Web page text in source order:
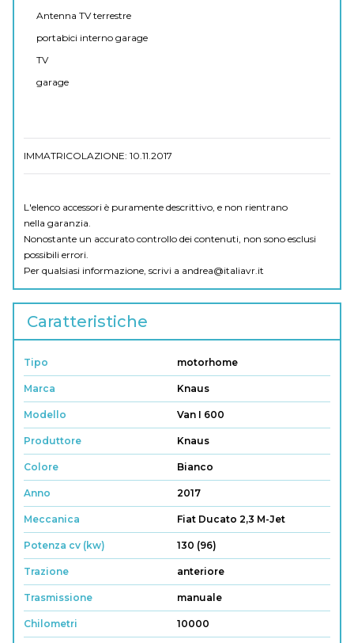
Antenna TV terrestre
portabici interno garage
TV
garage
IMMATRICOLAZIONE: 10.11.2017
L'elenco accessori è puramente descrittivo, e non rientrano
nella garanzia.
Nonostante un accurato controllo dei contenuti, non sono esclusi
possibili errori.
Per qualsiasi informazione, scrivi a andrea@italiavr.it
Caratteristiche
Tipo motorhome
Marca Knaus
Modello Van I 600
Produttore Knaus
Colore Bianco
Anno 2017
Meccanica Fiat Ducato 2,3 M-Jet
Potenza cv (kw) 130 (96)
Trazione anteriore
Trasmissione manuale
Chilometri 10000